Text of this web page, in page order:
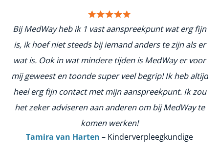
Bij MedWay heb ik 1 vast aanspreekpunt wat erg fijn
is, ik hoef niet steeds bij iemand anders te zijn als er
wat is. Ook in wat mindere tijden is MedWay er voor
mij geweest en toonde super veel begrip! Ik heb altijd
heel erg fijn contact met mijn aanspreekpunt. Ik zou
het zeker adviseren aan anderen om bij MedWay te
komen werken!
Tamira van Harten – Kinderverpleegkundige